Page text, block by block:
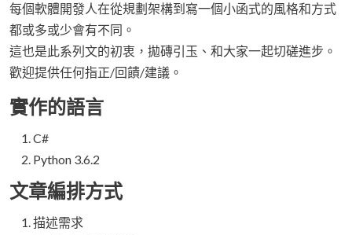
每個軟體開發人在從規劃架構到寫一個小函式的風格和方式
都或多或少會有不同。
這也是此系列文的初衷，拋磚引玉、和大家一起切磋進步。
歡迎提供任何指正/回饋/建議。
實作的語言
C#
Python 3.6.2
文章編排方式
描述需求